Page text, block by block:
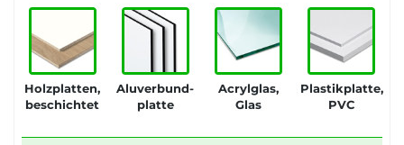
Holzplatten,
beschichtet
Aluverbund-
platte
Acrylglas,
Glas
Plastikplatte,
PVC